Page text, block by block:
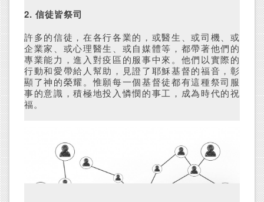
2. 信徒皆祭司
許多的信徒，在各行各業的，或醫生、或司機、或
企業家、或心理醫生、或自媒體等，都帶著他們的
專業能力，進入對疫區的服事中來。他們以實際的
行動和愛帶給人幫助，見證了耶穌基督的福音，彰
顯了神的榮耀。惟願每一個基督徒都有這種祭司服
事的意識，積極地投入憐憫的事工，成為時代的祝
福。